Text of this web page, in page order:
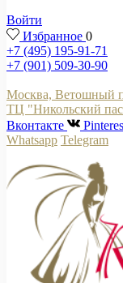
Войти
Избранное 0
+7 (495) 195-91-71
+7 (901) 509-30-90
Москва, Ветошный
ТЦ "Никольский
Вконтакте
Whatsapp Telegram